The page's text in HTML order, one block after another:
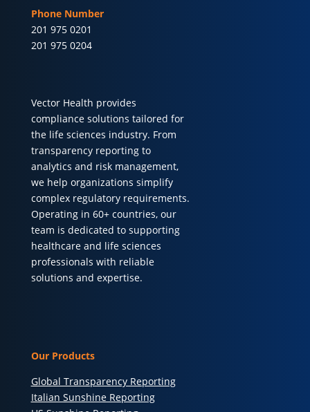
Phone Number
201 975 0201
201 975 0204
Vector Health provides
compliance solutions tailored for
the life sciences industry. From
transparency reporting to
analytics and risk management,
we help organizations simplify
complex regulatory requirements.
Operating in 60+ countries, our
team is dedicated to supporting
healthcare and life sciences
professionals with reliable
solutions and expertise.
Our Products
Global Transparency Reporting
Italian Sunshine Reporting